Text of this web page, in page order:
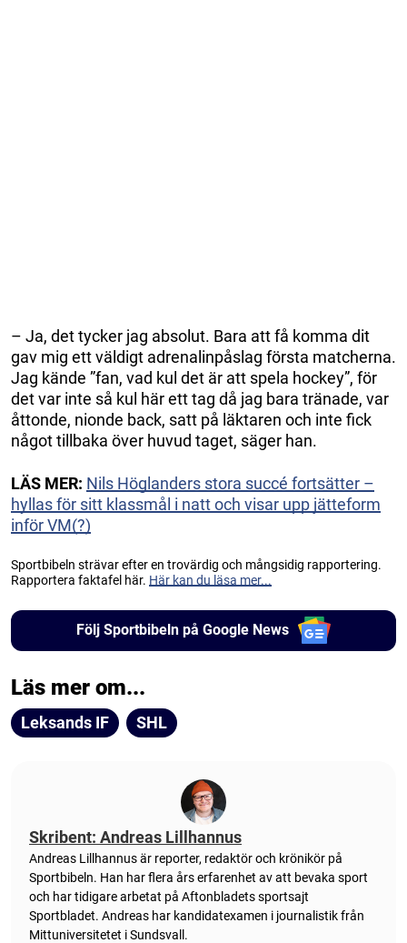
– Ja, det tycker jag absolut. Bara att få komma dit
gav mig ett väldigt adrenalinpåslag första matcherna.
Jag kände ”fan, vad kul det är att spela hockey”, för
det var inte så kul här ett tag då jag bara tränade, var
åttonde, nionde back, satt på läktaren och inte fick
något tillbaka över huvud taget, säger han.
LÄS MER: Nils Höglanders stora succé fortsätter –
hyllas för sitt klassmål i natt och visar upp jätteform
inför VM(?)
Sportbibeln strävar efter en trovärdig och mångsidig rapportering.
Rapportera faktafel här. Här kan du läsa mer...
Följ Sportbibeln på Google News
Läs mer om...
Leksands IF SHL
Skribent: Andreas Lillhannus
Andreas Lillhannus är reporter, redaktör och krönikör på
Sportbibeln. Han har flera års erfarenhet av att bevaka sport
och har tidigare arbetat på Aftonbladets sportsajt
Sportbladet. Andreas har kandidatexamen i journalistik från
Mittuniversitetet i Sundsvall.